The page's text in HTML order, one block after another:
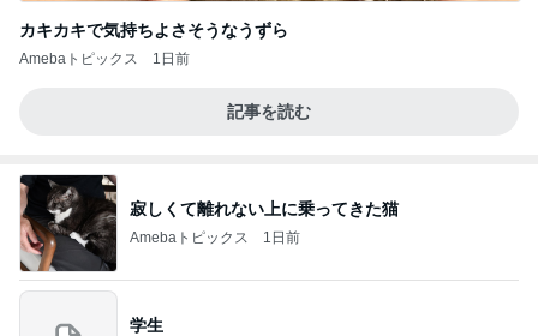
カキカキで気持ちよさそうなうずら
Amebaトピックス 1日前
記事を読む
寂しくて離れない上に乗ってきた猫
Amebaトピックス 1日前
学生